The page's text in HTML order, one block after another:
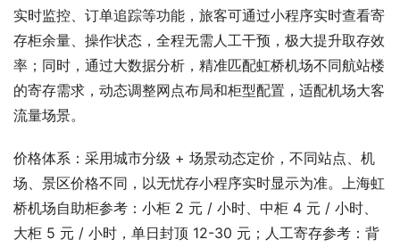
实时监控、订单追踪等功能，旅客可通过小程序实时查看寄
存柜余量、操作状态，全程无需人工干预，极大提升取存效
率；同时，通过大数据分析，精准匹配虹桥机场不同航站楼
的寄存需求，动态调整网点布局和柜型配置，适配机场大客
流量场景。
价格体系：采用城市分级 + 场景动态定价，不同站点、机
场、景区价格不同，以无忧存小程序实时显示为准。上海虹
桥机场自助柜参考：小柜 2 元 / 小时、中柜 4 元 / 小时、
大柜 5 元 / 小时，单日封顶 12-30 元；人工寄存参考：背